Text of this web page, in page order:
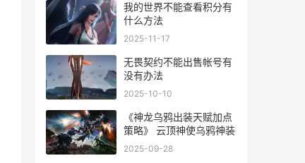
我的世界不能查看积分有
什么方法
2025-11-17
无畏契约不能出售帐号有
没有办法
2025-10-10
《神龙乌鸦出装天赋加点
策略》 云顶神使乌鸦神装
2025-09-28